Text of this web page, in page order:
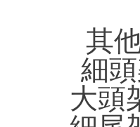
其
細
大頭